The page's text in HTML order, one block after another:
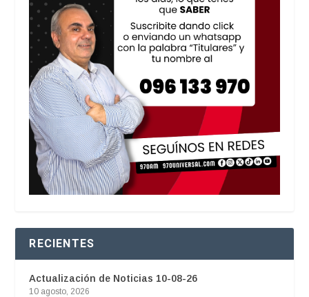
RECIENTES
Actualización de Noticias 10-08-26
10 agosto, 2026